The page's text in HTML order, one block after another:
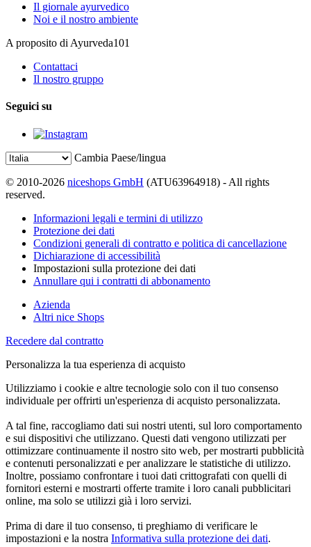
Il giornale ayurvedico
Noi e il nostro ambiente
A proposito di Ayurveda101
Contattaci
Il nostro gruppo
Seguici su
Cambia Paese/lingua
© 2010-2026 niceshops GmbH (ATU63964918) - All rights
reserved.
Informazioni legali e termini di utilizzo
Protezione dei dati
Condizioni generali di contratto e politica di cancellazione
Dichiarazione di accessibilità
Impostazioni sulla protezione dei dati
Annullare qui i contratti di abbonamento
Azienda
Altri nice Shops
Recedere dal contratto
Personalizza la tua esperienza di acquisto
Utilizziamo i cookie e altre tecnologie solo con il tuo consenso
individuale per offrirti un'esperienza di acquisto personalizzata.
A tal fine, raccogliamo dati sui nostri utenti, sul loro comportamento
e sui dispositivi che utilizzano. Questi dati vengono utilizzati per
ottimizzare continuamente il nostro sito web, per mostrarti pubblicità
e contenuti personalizzati e per analizzare le statistiche di utilizzo.
Inoltre, possiamo confrontare i tuoi dati crittografati con quelli di
fornitori esterni e mostrarti offerte tramite i loro canali pubblicitari
online, ma solo se utilizzi già i loro servizi.
Prima di dare il tuo consenso, ti preghiamo di verificare le
impostazioni e la nostra Informativa sulla protezione dei dati.